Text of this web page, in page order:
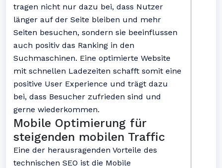
tragen nicht nur dazu bei, dass Nutzer
länger auf der Seite bleiben und mehr
Seiten besuchen, sondern sie beeinflussen
auch positiv das Ranking in den
Suchmaschinen. Eine optimierte Website
mit schnellen Ladezeiten schafft somit eine
positive User Experience und trägt dazu
bei, dass Besucher zufrieden sind und
gerne wiederkommen.
Mobile Optimierung für
steigenden mobilen Traffic
Eine der herausragenden Vorteile des
technischen SEO ist die Mobile